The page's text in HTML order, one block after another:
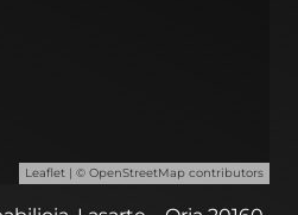
Leaflet | © OpenStreetMap contributors